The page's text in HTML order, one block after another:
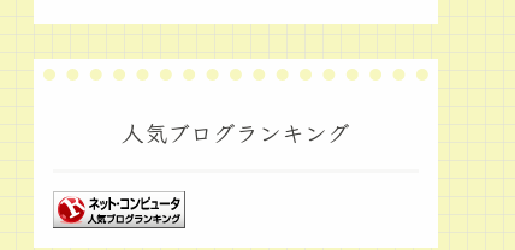
人気ブログランキング